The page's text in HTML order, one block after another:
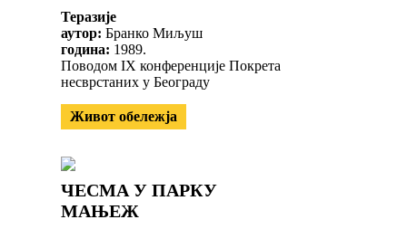
Теразије
аутор: Бранко Миљуш
година: 1989.
Поводом IX конференције Покрета
несврстаних у Београду
Живот обележја
ЧЕСМА У ПАРКУ
МАЊЕЖ